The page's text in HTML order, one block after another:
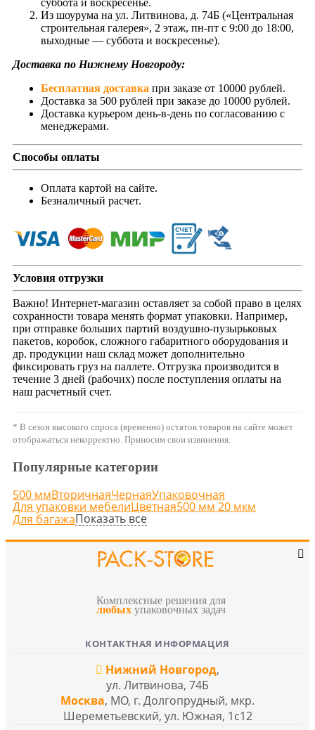
суббота и воскресенье.
Из шоурума на ул. Литвинова, д. 74Б («Центральная
строительная галерея», 2 этаж, пн-пт с 9:00 до 18:00,
выходные — суббота и воскресенье).
Доставка по Нижнему Новгороду:
Бесплатная доставка при заказе от 10000 рублей.
Доставка за 500 рублей при заказе до 10000 рублей.
Доставка курьером день-в-день по согласованию с
менеджерами.
Способы оплаты
Оплата картой на сайте.
Безналичный расчет.
Условия отгрузки
Важно! Интернет-магазин оставляет за собой право в целях
сохранности товара менять формат упаковки. Например,
при отправке больших партий воздушно-пузырьковых
пакетов, коробок, сложного габаритного оборудования и
др. продукции наш склад может дополнительно
фиксировать груз на паллете. Отгрузка производится в
течение 3 дней (рабочих) после поступления оплаты на
наш расчетный счет.
* В сезон высокого спроса (временно) остаток товаров на сайте может
отображаться некорректно. Приносим свои извинения.
Популярные категории
500 ммВторичнаяЧернаяУпаковочная
Для упаковки мебелиЦветная500 мм 20 мкм
Для багажаПоказать все
Комплексные решения для
любых упаковочных задач
КОНТАКТНАЯ ИНФОРМАЦИЯ
Нижний Новгород,
ул. Литвинова, 74Б
Москва, МО, г. Долгопрудный, мкр.
Шереметьевский, ул. Южная, 1с12